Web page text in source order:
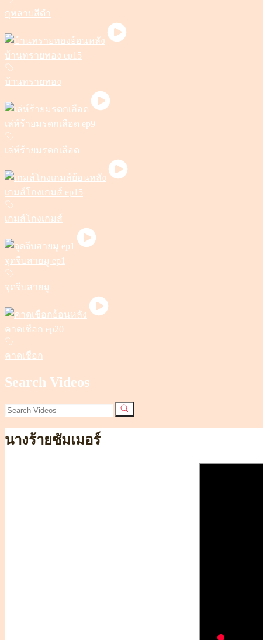
กุหลาบสีดำ
บ้านทรายทอง ep15
บ้านทรายทอง
เล่ห์ร้ายมรดกเลือด ep9
เล่ห์ร้ายมรดกเลือด
เกมส์โกงเกมส์ ep15
เกมส์โกงเกมส์
จุดจีบสายมู ep1
จุดจีบสายมู
คาดเชือก ep20
คาดเชือก
Search Videos
นางร้ายซัมเมอร์